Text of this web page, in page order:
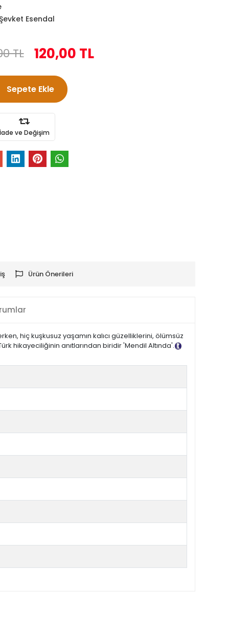
Esendal
TL 120,00 TL
Sepete Ekle
İade ve Değişim
Ürün Önerileri
hiç kuşkusuz yaşamın kalıcı güzelliklerini, ölümsüz
hikayeciliğinin anıtlarından biridir 'Mendil Altında'.